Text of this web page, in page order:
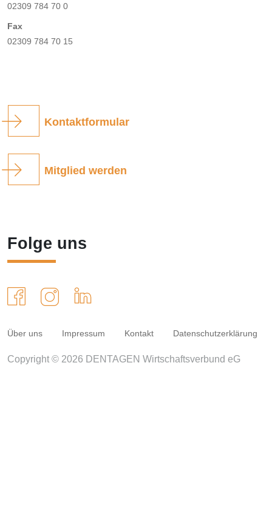
02309 784 70 0
Fax
02309 784 70 15
Kontaktformular
Mitglied werden
Folge uns
Über uns Impressum Kontakt Datenschutzerklärung
Copyright © 2026 DENTAGEN Wirtschaftsverbund eG